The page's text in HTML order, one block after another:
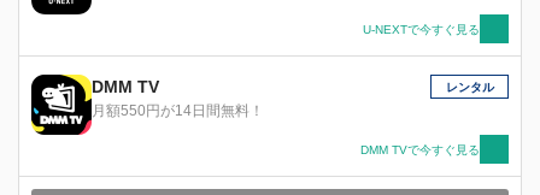
U-NEXTで今すぐ見る
DMM TV
月額550円が14日間無料！
レンタル
DMM TVで今すぐ見る